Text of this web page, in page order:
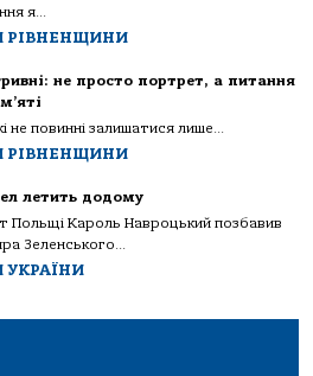
я...
РІВНЕНЩИНИ
не просто портрет, а питання
не повинні залишатися лише...
РІВНЕНЩИНИ
летить додому
Польщі Кароль Навроцький позбавив
Зеленського...
УКРАЇНИ